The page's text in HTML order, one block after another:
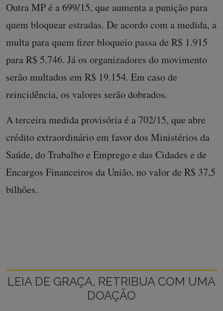
Outra MP é a 699/15, que aumenta a punição para
quem bloquear estradas. De acordo com a medida, a
multa para quem fizer bloqueio passa de R$ 1.915
para R$ 5.746. Já os organizadores do movimento
serão multados em R$ 19.154. Em caso de
reincidência, os valores serão dobrados.
A terceira medida provisória é a 702/15, que abre
crédito extraordinário em favor dos Ministérios da
Saúde, do Trabalho e Emprego e das Cidades e de
Encargos Financeiros da União, no valor de R$ 37,5
bilhões.
LEIA DE GRAÇA, RETRIBUA COM UMA
DOAÇÃO